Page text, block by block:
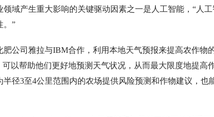
域产生重大影响的关键驱动因素之一是人工智能，“人
。”
公司雅拉与IBM合作，利用本地天气预报来提高农作物
可以帮助他们更好地预测天气状况，从而最大限度地提高
半径3至4公里范围内的农场提供风险预测和作物建议，也